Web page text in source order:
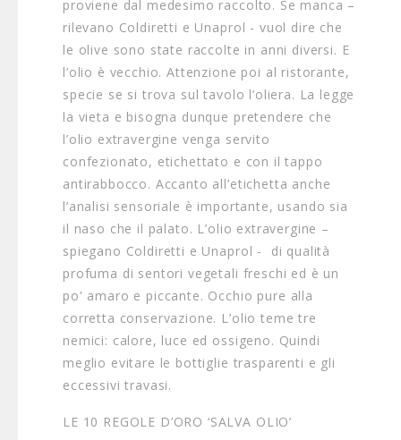
proviene dal medesimo raccolto. Se manca –
rilevano Coldiretti e Unaprol - vuol dire che
le olive sono state raccolte in anni diversi. E
l’olio è vecchio. Attenzione poi al ristorante,
specie se si trova sul tavolo l’oliera. La legge
la vieta e bisogna dunque pretendere che
l’olio extravergine venga servito
confezionato, etichettato e con il tappo
antirabbocco. Accanto all’etichetta anche
l’analisi sensoriale è importante, usando sia
il naso che il palato. L’olio extravergine –
spiegano Coldiretti e Unaprol - di qualità
profuma di sentori vegetali freschi ed è un
po' amaro e piccante. Occhio pure alla
corretta conservazione. L’olio teme tre
nemici: calore, luce ed ossigeno. Quindi
meglio evitare le bottiglie trasparenti e gli
eccessivi travasi.
LE 10 REGOLE D’ORO ‘SALVA OLIO’